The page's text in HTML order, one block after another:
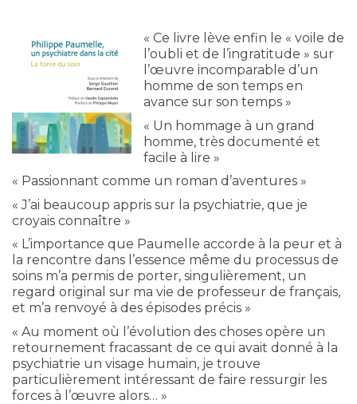
« Ce livre lève enfin le « voile de
l’oubli et de l’ingratitude » sur
l’œuvre incomparable d’un
homme de son temps en
avance sur son temps »
« Un hommage à un grand
homme, très documenté et
facile à lire »
« Passionnant comme un roman d’aventures »
« J’ai beaucoup appris sur la psychiatrie, que je
croyais connaître »
« L’importance que Paumelle accorde à la peur et à
la rencontre dans l’essence même du processus de
soins m’a permis de porter, singulièrement, un
regard original sur ma vie de professeur de français,
et m’a renvoyé à des épisodes précis »
« Au moment où l’évolution des choses opère un
retournement fracassant de ce qui avait donné à la
psychiatrie un visage humain, je trouve
particulièrement intéressant de faire ressurgir les
forces à l’œuvre alors… »